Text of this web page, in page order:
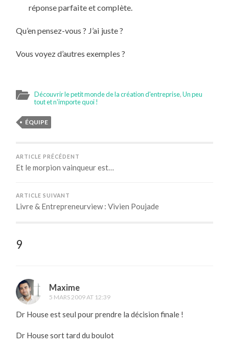
réponse parfaite et complète.
Qu’en pensez-vous ? J’ai juste ?
Vous voyez d’autres exemples ?
Découvrir le petit monde de la création d'entreprise,Un peu
tout et n'importe quoi !
ÉQUIPE
ARTICLE PRÉCÉDENT
Et le morpion vainqueur est…
ARTICLE SUIVANT
Livre & Entrepreneurview : Vivien Poujade
9
Maxime
5 MARS 2009 AT 12:39
Dr House est seul pour prendre la décision finale !
Dr House sort tard du boulot